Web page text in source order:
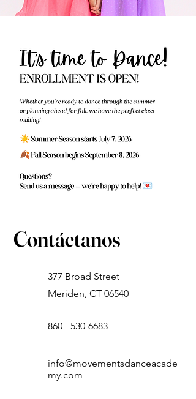
Contáctanos
377 Broad Street
Meriden, CT 06540
860 - 530-6683
info@movementsdanceacade
my.com